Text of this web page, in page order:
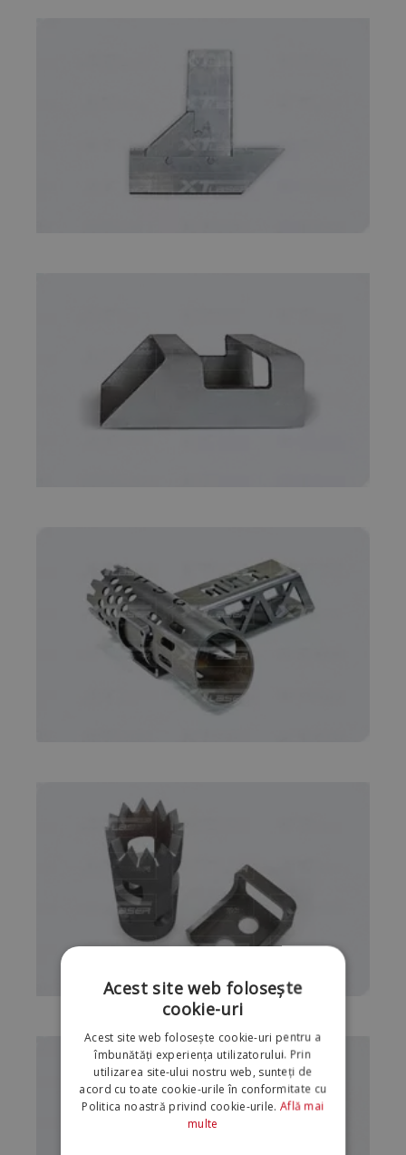
Acest site web folosește
cookie-uri
Acest site web folosește cookie-uri pentru a
îmbunătăți experiența utilizatorului. Prin
utilizarea site-ului nostru web, sunteți de
acord cu toate cookie-urile în conformitate cu
Politica noastră privind cookie-urile.Află mai
multe